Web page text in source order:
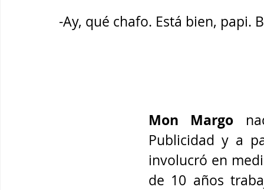
-Ay, qué chafo. Está bien, papi.
Mon Margo
Publicidad y a
involucró en
de 10 años